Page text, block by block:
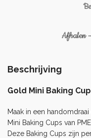
Afhalen
Beschrijving
Gold Mini Baking
Maak in een
Mini Baking Cups van PME.
Deze Baking Cups zijn